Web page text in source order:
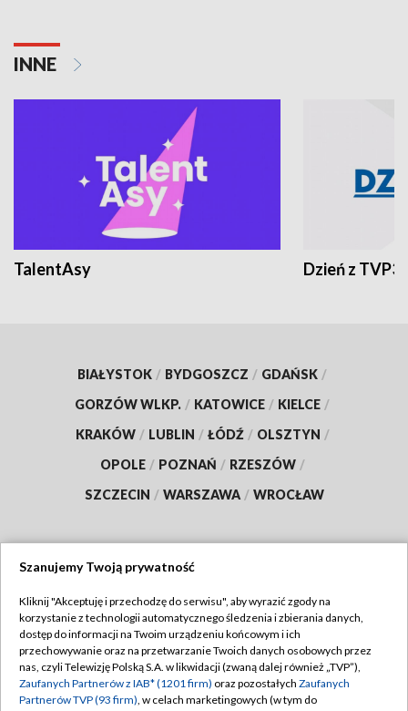
INNE
TalentAsy Dzień z TVP3
BIAŁYSTOK / BYDGOSZCZ / GDAŃSK /
GORZÓW WLKP. / KATOWICE / KIELCE /
KRAKÓW / LUBLIN / ŁÓDŹ / OLSZTYN /
OPOLE / POZNAŃ / RZESZÓW /
SZCZECIN / WARSZAWA / WROCŁAW
TVP
Abonament TVP
Emisja w TVP
Regulamin TVP
Polityka prywatności
Szanujemy Twoją prywatność
Kliknij "Akceptuję i przechodzę do serwisu", aby wyrazić zgody na
korzystanie z technologii automatycznego śledzenia i zbierania danych,
dostęp do informacji na Twoim urządzeniu końcowym i ich
przechowywanie oraz na przetwarzanie Twoich danych osobowych przez
nas, czyli Telewizję Polską S.A. w likwidacji (zwaną dalej również „TVP”),
Zaufanych Partnerów z IAB* (1201 firm) oraz pozostałych Zaufanych
Partnerów TVP (93 firm), w celach marketingowych (w tym do